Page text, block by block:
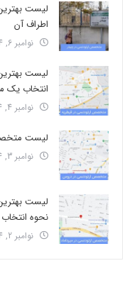
لیست
اطراف آن
نوامبر 6, 2024
لیست
انتخاب
نوامبر 4, 2024
لیست
نوامبر 3, 2024
لیست
نحوه
نوامبر 2, 2024